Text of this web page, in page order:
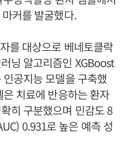
커를 발굴했다.
를 대상으로 베네토클락
닝 알고리즘인 XGBoost
공지능 모델을 구축했
치료에 반응하는 환자
히 구분했으며 민감도 8
0.931로 높은 예측 성